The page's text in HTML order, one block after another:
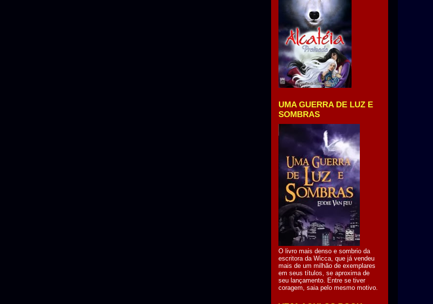
UMA GUERRA DE LUZ E
SOMBRAS
O livro mais denso e sombrio da
escritora da Wicca, que já vendeu
mais de um milhão de exemplares
em seus títulos, se aproxima de
seu lançamento. Entre se tiver
coragem, saia pelo mesmo motivo.